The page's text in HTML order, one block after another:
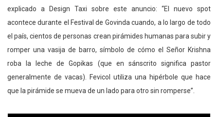
explicado a Design Taxi sobre este anuncio: “El nuevo spot
acontece durante el Festival de Govinda cuando, a lo largo de todo
el país, cientos de personas crean pirámides humanas para subir y
romper una vasija de barro, símbolo de cómo el Señor Krishna
roba la leche de Gopikas (que en sánscrito significa pastor
generalmente de vacas). Fevicol utiliza una hipérbole que hace
que la pirámide se mueva de un lado para otro sin romperse”.